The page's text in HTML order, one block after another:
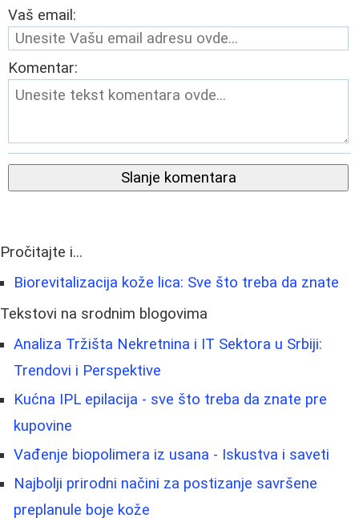
Vaš email:
Komentar:
Slanje komentara
Pročitajte i...
Biorevitalizacija kože lica: Sve što treba da znate
Tekstovi na srodnim blogovima
Analiza Tržišta Nekretnina i IT Sektora u Srbiji:
Trendovi i Perspektive
Kućna IPL epilacija - sve što treba da znate pre
kupovine
Vađenje biopolimera iz usana - Iskustva i saveti
Najbolji prirodni načini za postizanje savršene
preplanule boje kože